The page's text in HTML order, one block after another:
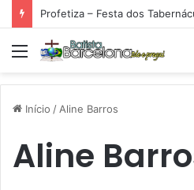
Profetiza – Festa dos
Menu
Início / Aline Barros
Aline